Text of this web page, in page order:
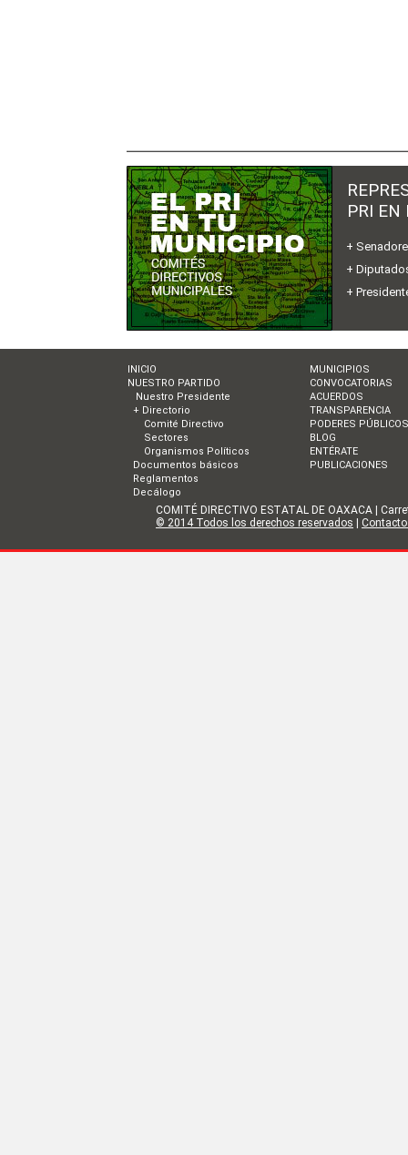
PRI EN
+
+
+
INICIO
NUESTRO PARTIDO
Nuestro Presidente
+ Directorio
Comité Directivo
Sectores
Organismos Políticos
Documentos básicos
Reglamentos
Decálogo
MUNICIPIOS
CONVOCATORIAS
ACUERDOS
TRANSPARENCIA
PODERES PÚBLICOS
BLOG
ENTÉRATE
PUBLICACIONES
COMITÉ DIRECTIVO ESTATAL DE OAXACA |
© 2014 Todos los derechos reservados